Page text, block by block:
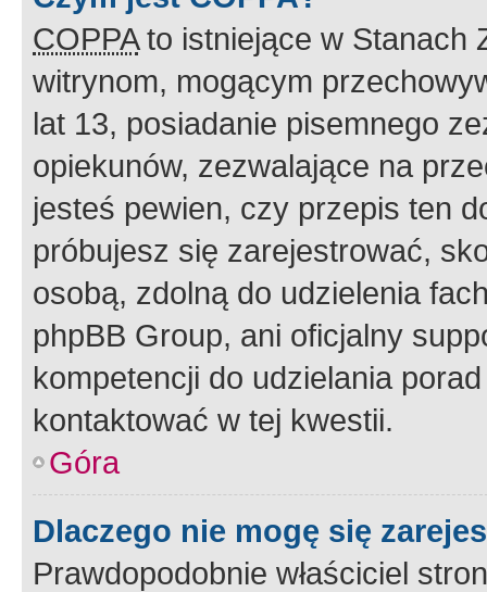
COPPAto istniejące w Stanach
witrynom, mogącym
lat 13, posiadanie pisemnego
opiekunów, zezwalające na
jesteś pewien, czy przepis ten
próbujesz się zarejestrować,
osobą, zdolną do udzielenia
phpBB Group, ani oficjalny
kompetencji do udzielania
kontaktować w tej kwestii.
Góra
Dlaczego nie mogę się
Prawdopodobnie właściciel